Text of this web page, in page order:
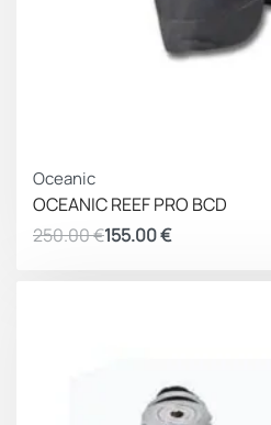
Oceanic
OCEANIC REEF PRO BCD
250.00€155.00€